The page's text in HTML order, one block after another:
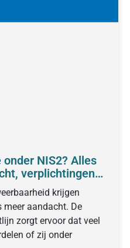
NIS2? Alles
verplichtingen
krijgen
meer aandacht. De
zorgt ervoor dat veel
of zij onder